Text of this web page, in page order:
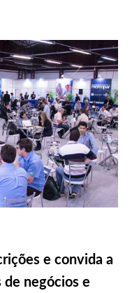
e convida a
de negócios e